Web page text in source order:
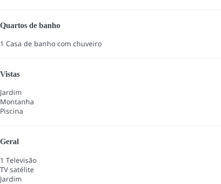
Quartos de banho
1 Casa de banho com chuveiro
Vistas
Jardim
Montanha
Piscina
Geral
1 Televisão
TV satélite
Jardim